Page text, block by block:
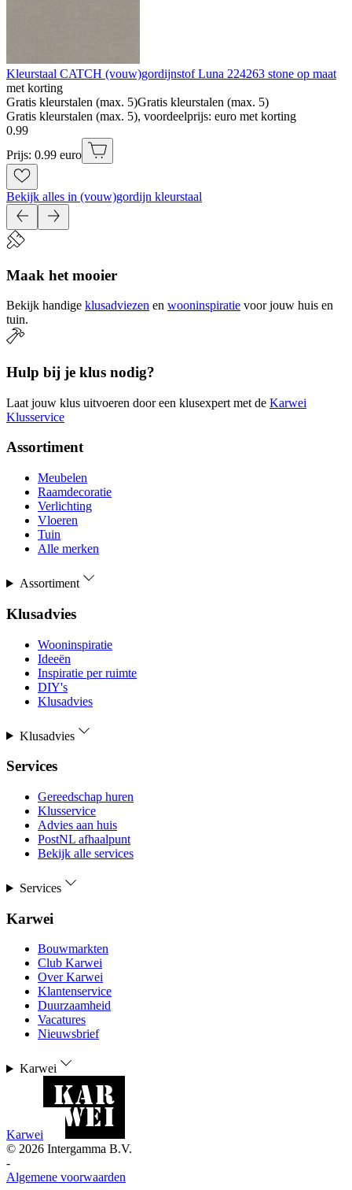
Kleurstaal CATCH (vouw)gordijnstof Luna 224263 stone op maat
met korting
Gratis kleurstalen (max. 5)Gratis kleurstalen (max. 5)
Gratis kleurstalen (max. 5), voordeelprijs: euro met korting
0.99
Prijs: 0.99 euro
Bekijk alles in (vouw)gordijn kleurstaal
Maak het mooier
Bekijk handige klusadviezen en wooninspiratie voor jouw huis en
tuin.
Hulp bij je klus nodig?
Laat jouw klus uitvoeren door een klusexpert met de Karwei
Klusservice
Assortiment
Meubelen
Raamdecoratie
Verlichting
Vloeren
Tuin
Alle merken
Assortiment
Klusadvies
Wooninspiratie
Ideeën
Inspiratie per ruimte
DIY's
Klusadvies
Klusadvies
Services
Gereedschap huren
Klusservice
Advies aan huis
PostNL afhaalpunt
Bekijk alle services
Services
Karwei
Bouwmarkten
Club Karwei
Over Karwei
Klantenservice
Duurzaamheid
Vacatures
Nieuwsbrief
Karwei
Karwei
© 2026 Intergamma B.V.
-
Algemene voorwaarden